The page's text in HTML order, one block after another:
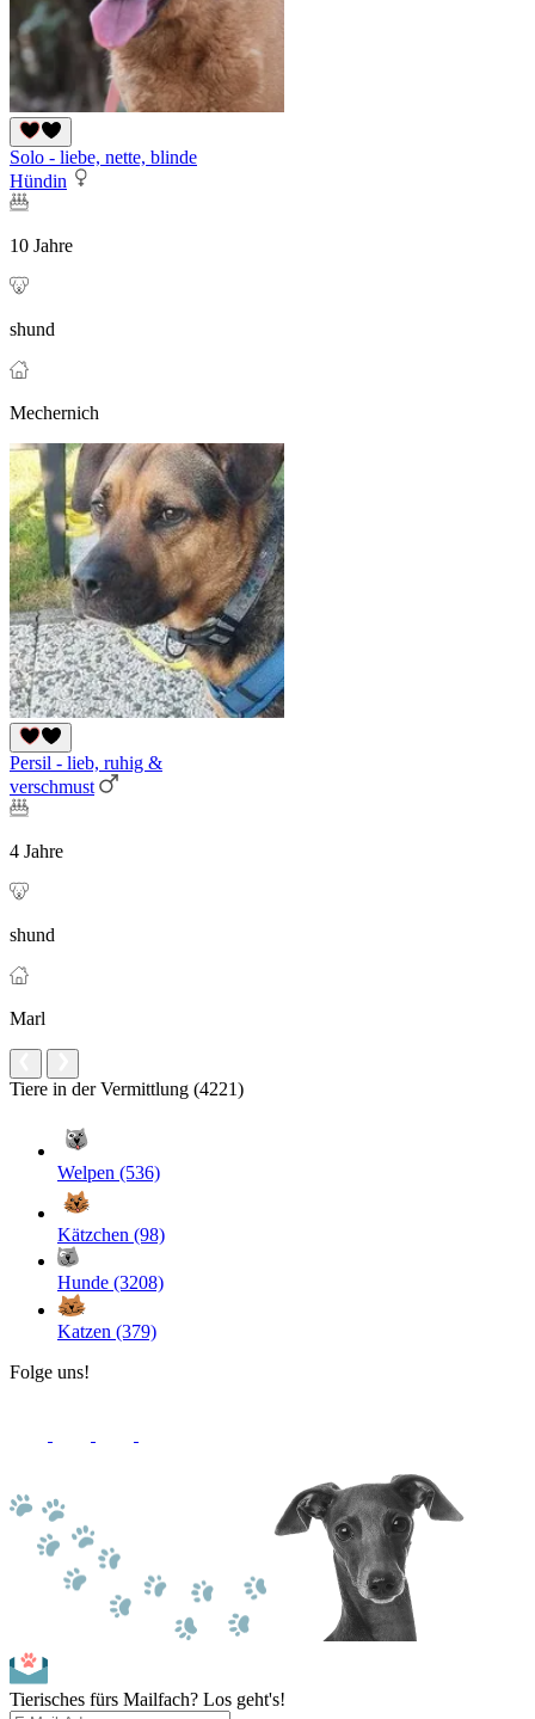
Solo - liebe, nette, blinde
Hündin
10 Jahre
shund
Mechernich
Persil - lieb, ruhig &
verschmust
4 Jahre
shund
Marl
Tiere in der Vermittlung (4221)
Welpen (536)
Kätzchen (98)
Hunde (3208)
Katzen (379)
Folge uns!
Tierisches fürs Mailfach? Los geht's!